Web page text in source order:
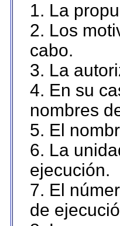
1. La
2. Los
cabo.
3. La
4. En su
nombres
5. El
6. La
ejecución.
7. El
de